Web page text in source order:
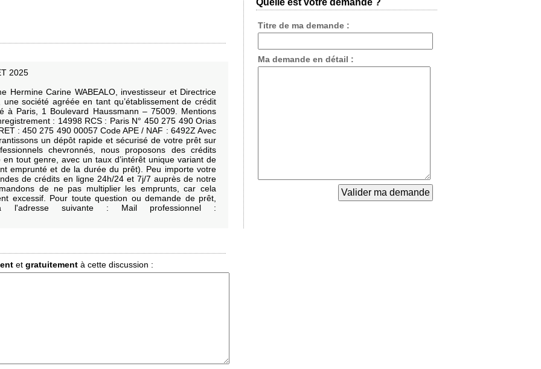
2025
Hermine Carine WABEALO, investisseur et Directrice
société agréée en tant qu’établissement de crédit
à Paris, 1 Boulevard Haussmann – 75009. Mentions
: 14998 RCS : Paris N° 450 275 490 Orias
: 450 275 490 00057 Code APE / NAF : 6492Z Avec
un dépôt rapide et sécurisé de votre prêt sur
chevronnés, nous proposons des crédits
tout genre, avec un taux d’intérêt unique variant de
emprunté et de la durée du prêt). Peu importe votre
de crédits en ligne 24h/24 et 7j/7 auprès de notre
de ne pas multiplier les emprunts, car cela
excessif. Pour toute question ou demande de prêt,
l'adresse suivante : Mail professionnel :
et gratuitement à cette discussion :
Quelle est votre demande ?
Titre de ma demande :
Ma demande en détail :